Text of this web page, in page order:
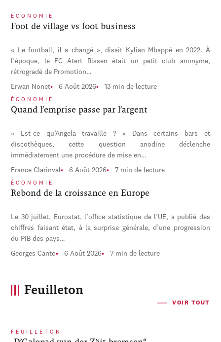
ÉCONOMIE
Foot de village vs foot business
« Le football, il a changé », disait Kylian Mbappé en 2022. À
l’époque, le FC Atert Bissen était un petit club anonyme,
rétrogradé de Promotion…
Erwan Nonet 6 Août 2026 13 min de lecture
ÉCONOMIE
Quand l’emprise passe par l’argent
« Est-ce qu’Angela travaille ? » Dans certains bars et
discothèques, cette question anodine déclenche
immédiatement une procédure de mise en…
France Clarinval 6 Août 2026 7 min de lecture
ÉCONOMIE
Rebond de la croissance en Europe
Le 30 juillet, Eurostat, l’office statistique de l’UE, a publié des
chiffres faisant état, à la surprise générale, d’une progression
du PIB des pays…
Georges Canto 6 Août 2026 7 min de lecture
Feuilleton
VOIR TOUT
FEUILLETON